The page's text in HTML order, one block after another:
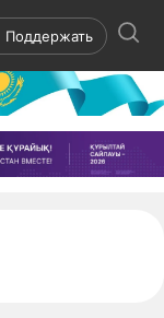
Поддержать